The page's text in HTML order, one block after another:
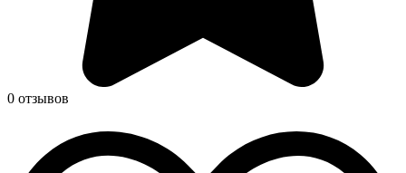
0 отзывов